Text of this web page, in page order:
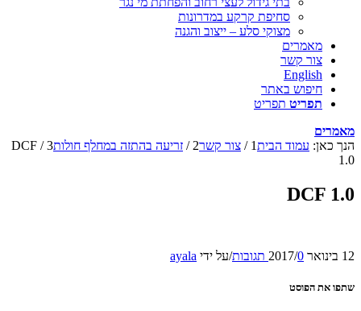
סחיפת קרקע במדרונות
מצוקי סלע – ייצוב והגנה
מאמרים
צור קשר
English
חיפוש באתר
תפריט תפריט
מאמרים
הנך כאן: עמוד הבית1
/ צור קשר2
/ זריעה בהתזה במחלף חולות3
/
DCF
1.0
DCF 1.0
12 בינואר 2017 /0 תגובות /על ידי ayala
שתפו את הפוסט